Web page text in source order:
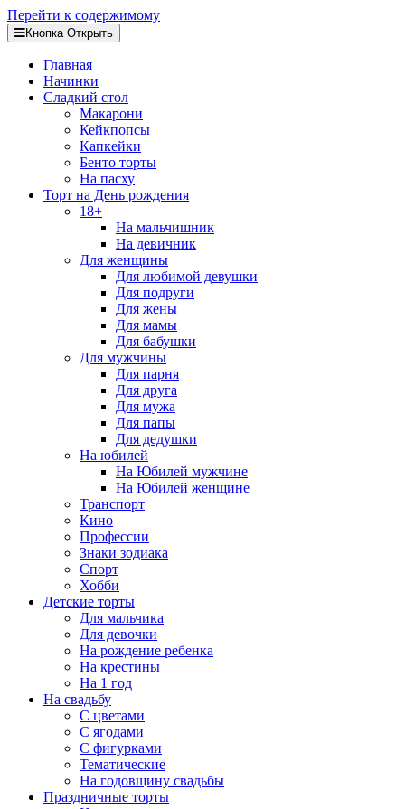
Перейти к содержимому
Кнопка Открыть
Главная
Начинки
Сладкий стол
Макарони
Кейкпопсы
Капкейки
Бенто торты
На пасху
Торт на День рождения
18+
На мальчишник
На девичник
Для женщины
Для любимой девушки
Для подруги
Для жены
Для мамы
Для бабушки
Для мужчины
Для парня
Для друга
Для мужа
Для папы
Для дедушки
На юбилей
На Юбилей мужчине
На Юбилей женщине
Транспорт
Кино
Профессии
Знаки зодиака
Спорт
Хобби
Детские торты
Для мальчика
Для девочки
На рождение ребенка
На крестины
На 1 год
На свадьбу
С цветами
С ягодами
С фигурками
Тематические
На годовщину свадьбы
Праздничные торты